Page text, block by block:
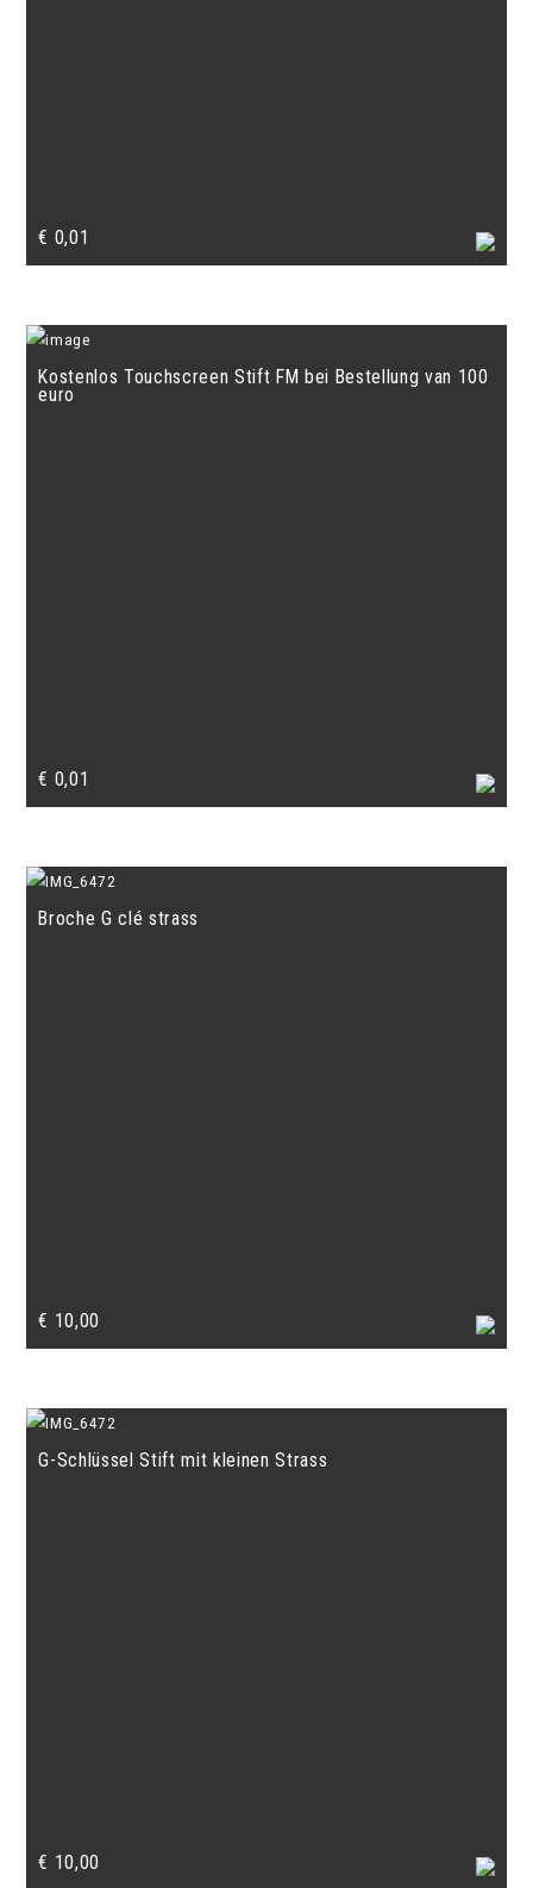
€ 0,01
Kostenlos Touchscreen Stift FM bei Bestellung van 100
euro
€ 0,01
Broche G clé strass
€ 10,00
G-Schlüssel Stift mit kleinen Strass
€ 10,00